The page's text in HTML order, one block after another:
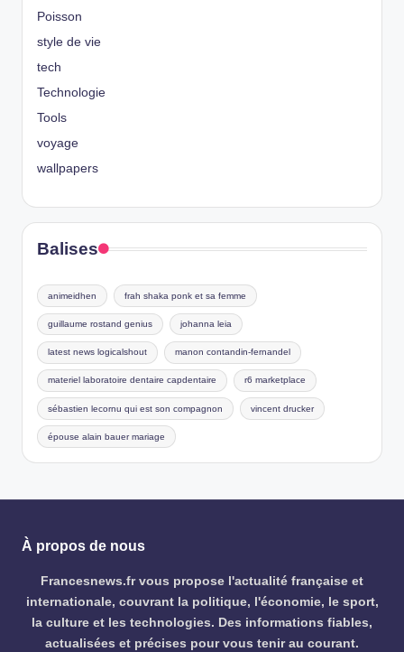
Poisson
style de vie
tech
Technologie
Tools
voyage
wallpapers
Balises
animeidhen frah shaka ponk et sa femme
guillaume rostand genius johanna leia
latest news logicalshout manon contandin-fernandel
materiel laboratoire dentaire capdentaire r6 marketplace
sébastien lecornu qui est son compagnon vincent drucker
épouse alain bauer mariage
À propos de nous
Francesnews.fr vous propose l'actualité française et
internationale, couvrant la politique, l'économie, le sport,
la culture et les technologies. Des informations fiables,
actualisées et précises pour vous tenir au courant.